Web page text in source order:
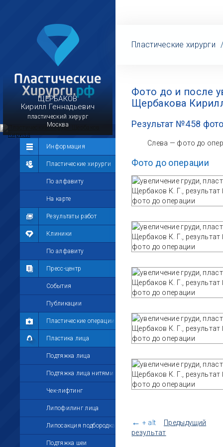
ЩЕРБАКОВ
Кирилл Геннадьевич
пластический хирург
Москва
Информация
Пластические хирурги
По алфавиту
На карте
Результаты работ
Клиники
По алфавиту
Пресс-центр
События
Публикации
Пластические операции
Пластика лица
Подтяжка лица
Подтяжка лица нитями
Чек-лифтинг
Липофилинг лица
Липосакция подбородка
Подтяжка шеи
Сообщество
Лента
Участники
Мой профиль
Мои сообщения
Мои фотографии
Мои комментарии
Мои друзья
Моё избранное
Мои настройки
Пластические хирурги
Фото до и после
Щербакова
Результат №458
Слева — фото до
Фото до операции
← + alt
Предыдущий
результат